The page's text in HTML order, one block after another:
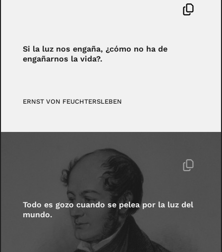
Si la luz nos engaña, ¿cómo no ha de
engañarnos la vida?.
ERNST VON FEUCHTERSLEBEN
Todo es gozo cuando se pelea por la luz del
mundo.